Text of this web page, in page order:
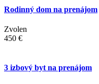
Rodinný dom na prenájom
Zvolen
450 €
3 izbový byt na prenájom